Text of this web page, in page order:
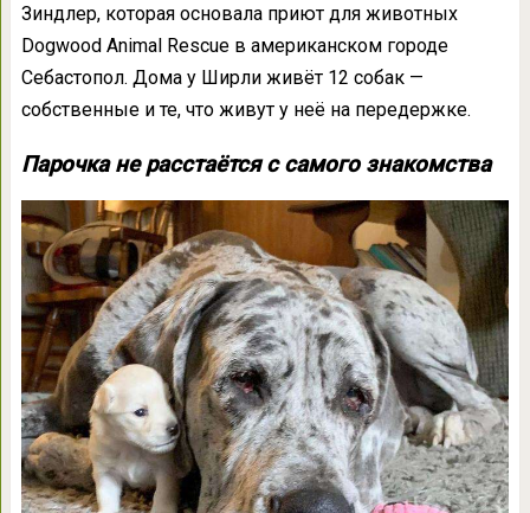
Зиндлер, которая основала приют для животных
Dogwood Animal Rescue в американском городе
Себастопол. Дома у Ширли живёт 12 собак —
собственные и те, что живут у неё на передержке.
Парочка не расстаётся с самого знакомства